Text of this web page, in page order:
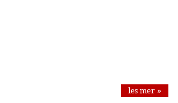
les mer »